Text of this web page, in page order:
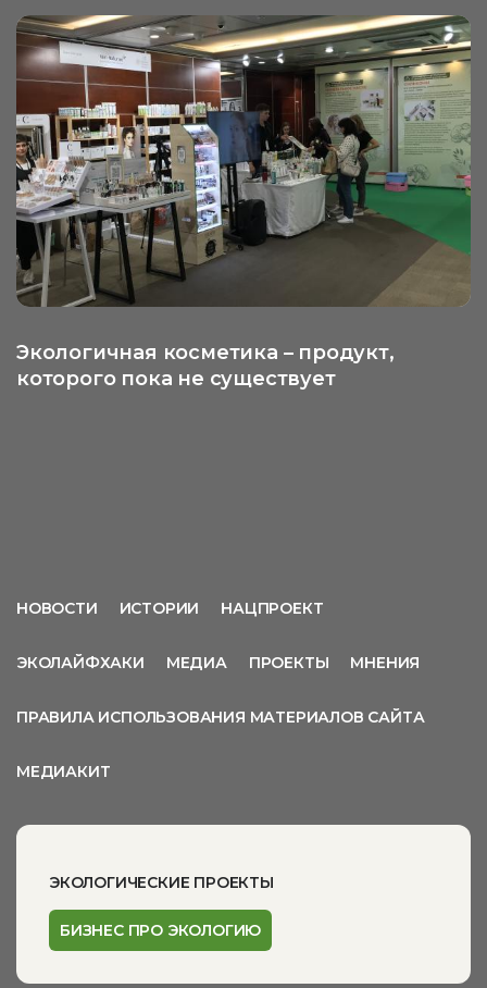
Экологичная косметика – продукт,
которого пока не существует
НОВОСТИ ИСТОРИИ НАЦПРОЕКТ
ЭКОЛАЙФХАКИ МЕДИА ПРОЕКТЫ МНЕНИЯ
ПРАВИЛА ИСПОЛЬЗОВАНИЯ МАТЕРИАЛОВ САЙТА
МЕДИАКИТ
ЭКОЛОГИЧЕСКИЕ ПРОЕКТЫ
БИЗНЕС ПРО ЭКОЛОГИЮ